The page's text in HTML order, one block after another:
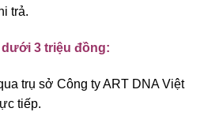
trả.
3 triệu đồng:
trụ sở Công ty ART DNA Việt
tiếp.